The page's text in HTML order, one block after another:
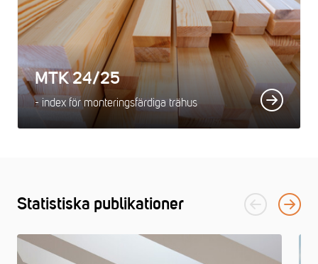
MTK 24/25
- index för monteringsfärdiga trähus
Statistiska publikationer